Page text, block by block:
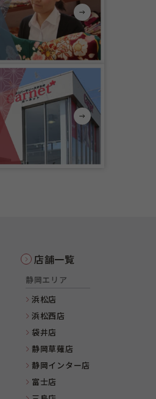
店舗一覧
静岡エリア
浜松店
浜松西店
袋井店
静岡草薙店
静岡インター店
富士店